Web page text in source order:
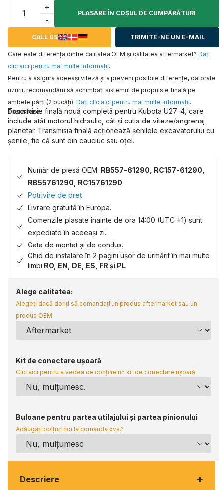
+
-
PLASARE ÎN COŞUL DE CUMPĂRĂTURI
CALL US TRIMITE-NE UN E-MAIL
Care este diferența dintre calitatea OEM și calitatea aftermarket? Daţi
clic aici pentru mai multe informaţii.
Pentru a asigura aceeaşi viteză şi a preveni posibile diferenţe, datorate
uzurii, recomandăm să schimbaţi sistemul de propulsie finală pe
ambele părţi (2 bucăţi). Daţi clic aici pentru mai multe informaţii.
Descriere
Transmisie finală nouă completă pentru Kubota U27-4, care
include atât motorul hidraulic, cât și cutia de viteze/angrenaj
planetar. Transmisia finală acționează șenilele excavatorului cu
șenile, fie că sunt din cauciuc sau oțel.
Număr de piesă OEM: RB557-61290, RC157-61290,
RB55761290, RC15761290
Potrivire de preț
Livrare gratuită în Europa.
Comenzile plasate înainte de ora 14:00 (UTC +1) sunt
expediate în aceeași zi.
Gata de montat și de condus.
Ghid de instalare în 2 pagini ușor de urmărit în mai multe
limbi RO, EN, DE, ES, FR și PL
Alege calitatea:
Alegeți dacă doriți să comandați un produs aftermarket sau un
produs OEM
Kit de conectare ușoară
Clic aici pentru a vedea ce conține un kit de conectare ușoară
Buloane pentru partea utilajului și partea pinionului
Adăugați bolțuri noi la comanda dvs.?
Descriere +